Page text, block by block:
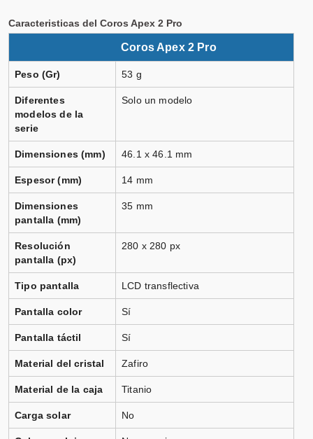
Caracteristicas del Coros Apex 2 Pro
Coros Apex 2 Pro
Peso (Gr) 53 g
Diferentes
modelos de la
serie
Solo un modelo
Dimensiones (mm) 46.1 x 46.1 mm
Espesor (mm) 14 mm
Dimensiones
pantalla (mm)
35 mm
Resolución
pantalla (px)
280 x 280 px
Tipo pantalla LCD transflectiva
Pantalla color Sí
Pantalla táctil Sí
Material del cristal Zafiro
Material de la caja Titanio
Carga solar No